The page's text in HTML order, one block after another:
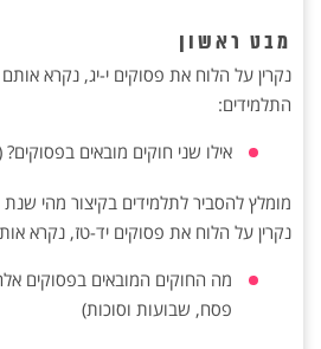
מבט ראשון
נקרין על הלוח את פסוקים י-יג, נקרא
התלמידים:
אילו שני חוקים מובאים
מומלץ להסביר לתלמידים בקיצור מהי
נקרין על הלוח את פסוקים יד-טז, נקרא
מה החוקים המובאים בפסוקים
פסח, שבועות וסוכות)